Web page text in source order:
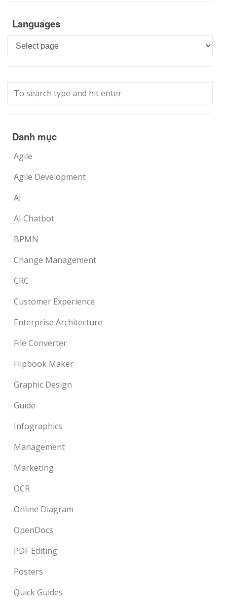
Languages
Languages
Danh mục
Agile
Agile Development
AI
AI Chatbot
BPMN
Change Management
CRC
Customer Experience
Enterprise Architecture
File Converter
Flipbook Maker
Graphic Design
Guide
Infographics
Management
Marketing
OCR
Online Diagram
OpenDocs
PDF Editing
Posters
Quick Guides